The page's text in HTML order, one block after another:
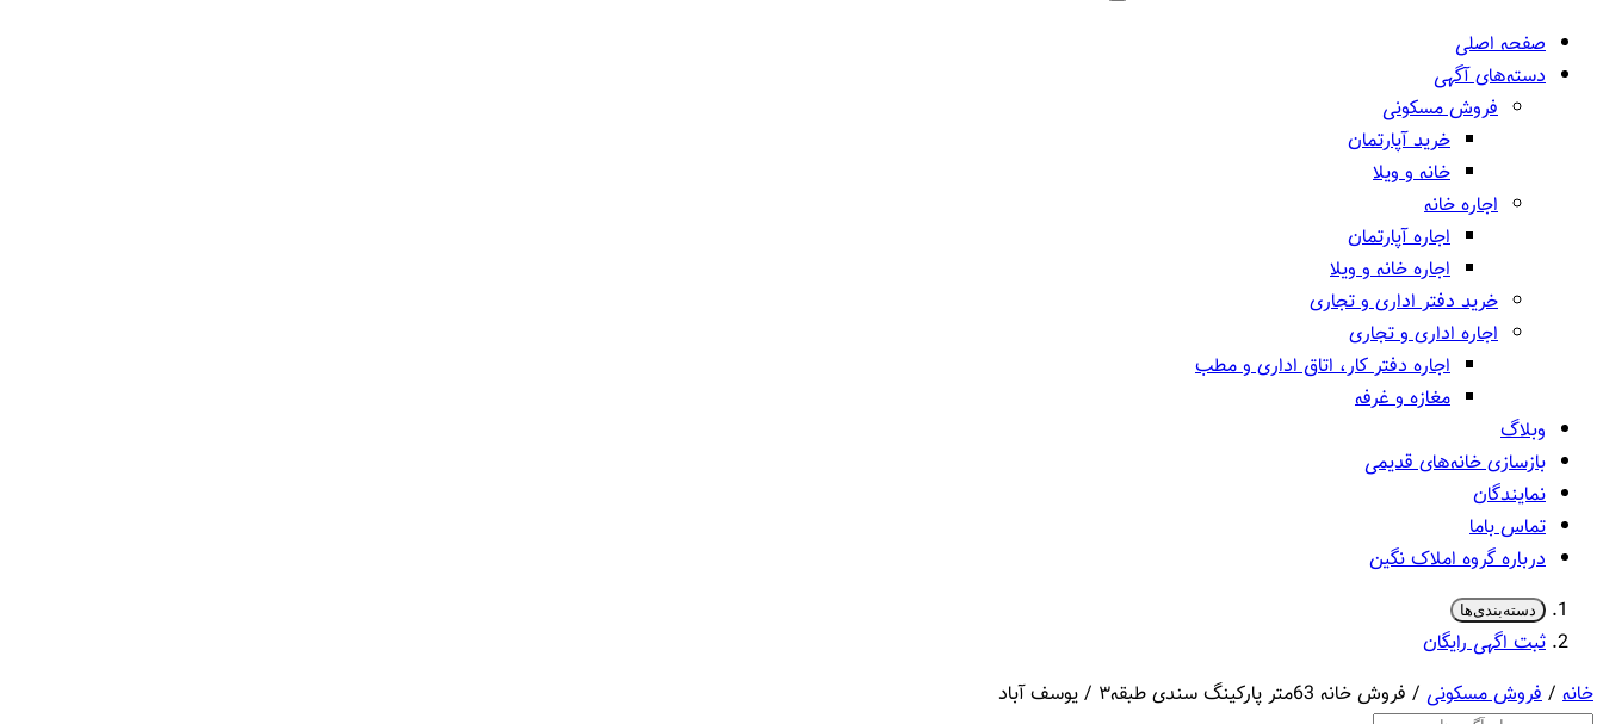
صفحه اصلی
دسته‌های آگهی
فروش مسکونی
خرید آپارتمان
خانه و ویلا
اجاره خانه
اجاره آپارتمان
اجاره خانه و ویلا
خرید دفتر اداری و تجاری
اجاره اداری و تجاری
اجاره دفتر کار، اتاق اداری و مطب
مغازه و غرفه
وبلاگ
بازسازی خانه‌های قدیمی
نمایندگان
تماس باما
درباره گروه املاک نگین
دسته‌بندی‌ها
ثبت اگهی رایگان
خانه /فروش مسکونی / فروش خانه 63متر پارکینگ سندی طبقه۳ / یوسف آباد